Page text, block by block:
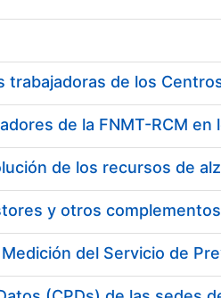
y otros complementos